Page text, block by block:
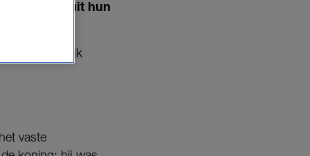
vanuit hun
opmerkelijk
vaste